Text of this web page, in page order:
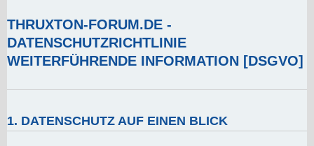
THRUXTON-FORUM.DE -
DATENSCHUTZRICHTLINIE
WEITERFÜHRENDE INFORMATION [DSGVO]
1. DATENSCHUTZ AUF EINEN BLICK